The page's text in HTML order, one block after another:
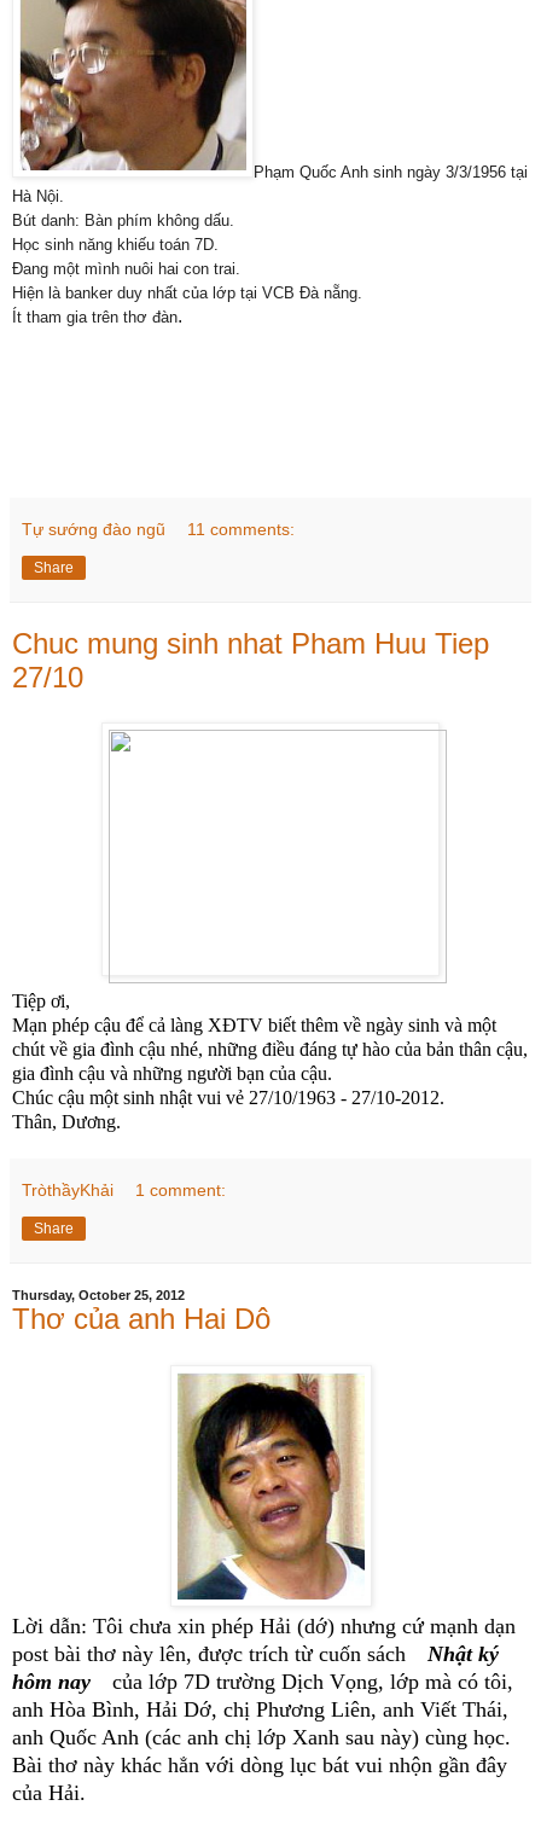
Phạm Quốc Anh sinh ngày 3/3/1956 tại
Hà Nội.
Bút danh: Bàn phím không dấu.
Học sinh năng khiếu toán 7D.
Đang một mình nuôi hai con trai.
Hiện là banker duy nhất của lớp tại VCB Đà nẵng.
Ít tham gia trên thơ đàn.
Tự sướng đào ngũ 11 comments:
Share
Chuc mung sinh nhat Pham Huu Tiep
27/10
Tiệp ơi,
Mạn phép cậu để cả làng XĐTV biết thêm về ngày sinh và một
chút về gia đình cậu nhé, những điều đáng tự hào của bản thân cậu,
gia đình cậu và những người bạn của cậu.
Chúc cậu một sinh nhật vui vẻ 27/10/1963 - 27/10-2012.
Thân, Dương.
TròthầyKhải 1 comment:
Share
Thursday, October 25, 2012
Thơ của anh Hai Dô
Lời dẫn: Tôi chưa xin phép Hải (dớ) nhưng cứ mạnh dạn
post bài thơ này lên, được trích từ cuốn sách
Nhật ký
hôm nay
của lớp 7D trường Dịch Vọng, lớp mà có tôi,
anh Hòa Bình, Hải Dớ, chị Phương Liên, anh Viết Thái,
anh Quốc Anh (các anh chị lớp Xanh sau này) cùng học.
Bài thơ này khác hẳn với dòng lục bát vui nhộn gần đây
của Hải.